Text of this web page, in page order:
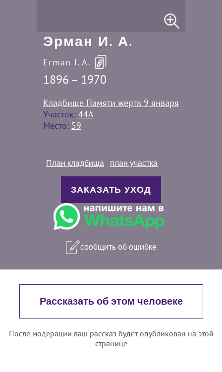
Эрман И. А.
Erman I. A.
1896 – 1970
Кладбище Памяти жертв 9 января
Участок: 44A
Место: 59
План кладбища план участка
ЗАКАЗАТЬ УХОД
сообщить об ошибке
Рассказать об этом человеке
После модерации ваш рассказ будет опубликован на этой
странице